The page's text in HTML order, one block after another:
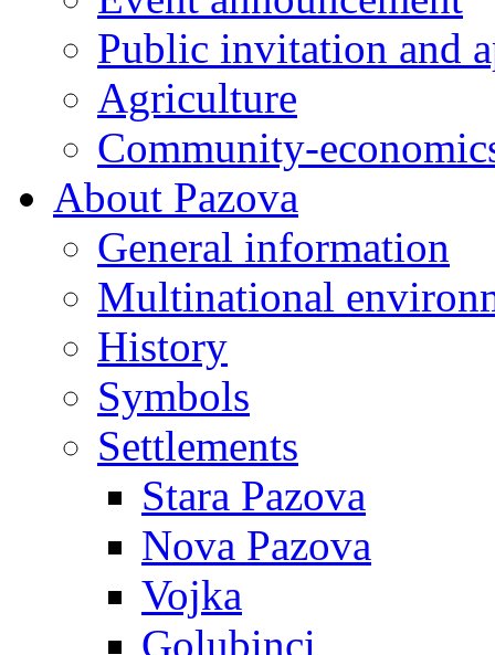
Public invitation and
Agriculture
Community-
About Pazova
General information
Multinational
History
Symbols
Settlements
Stara Pazova
Nova Pazova
Vojka
Golubinci